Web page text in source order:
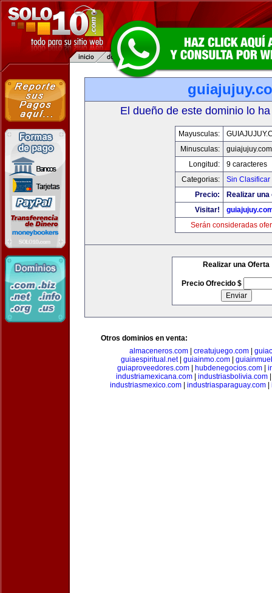
El dueño de este dominio lo
Mayusculas:
Minusculas:
guiajujuy.com
Longitud:
9 caracteres
Categorias:
Sin Clasificar
Precio:
Realizar
Visitar!
Serán consideradas
Realizar una Oferta
Precio Ofrecido $
Otros dominios en venta:
almaceneros.com
creatujuego.com
guiaespiritual.net| guiainmo.com
guiaproveedores.com
hubdenegocios.com
industriamexicana.com| industriasbolivia.com
industriasmexico.com
industriasparaguay.com